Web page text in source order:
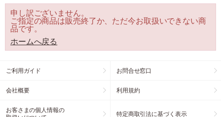
申し訳ございません。
ご指定の商品は販売終了か、ただ今お取扱いできない商
品です。
ホームへ戻る
ご利用ガイド お問合せ窓口
会社概要 利用規約
お客さまの個人情報の
特定商取引法に基づく表示